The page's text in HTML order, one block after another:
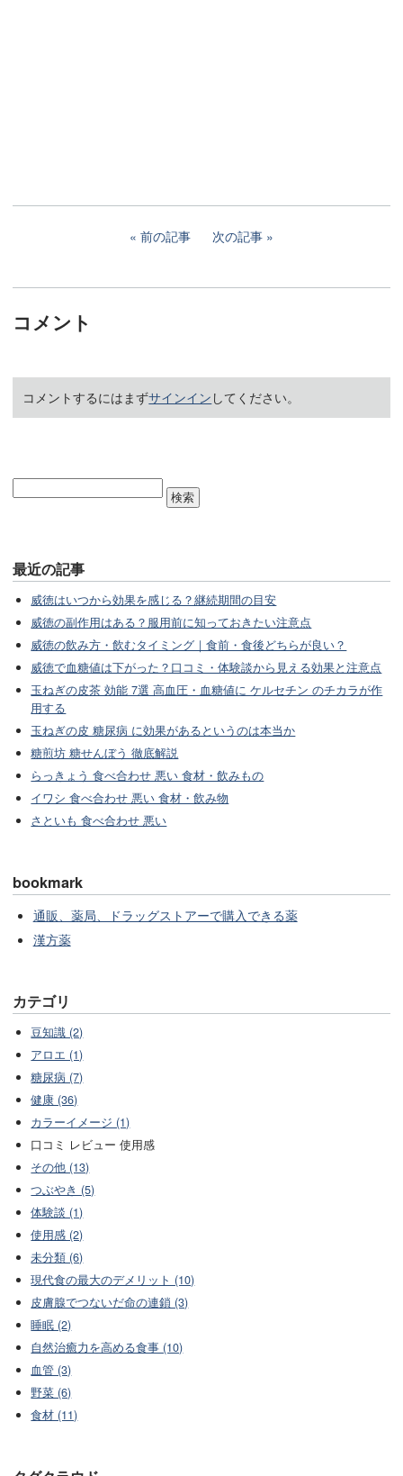
前の記事 次の記事
コメント
コメントするにはまずサインイン してください。
最近の記事
威徳はいつから効果を感じる？継続期間の目安
威徳の副作用はある？服用前に知っておきたい注意点
威徳の飲み方・飲むタイミング｜食前・食後どちらが良い？
威徳で血糖値は下がった？口コミ・体験談から見える効果と注意点
玉ねぎの皮茶 効能 7選 高血圧・血糖値に ケルセチン のチカラが作
用する
玉ねぎの皮 糖尿病 に効果があるというのは本当か
糖煎坊 糖せんぼう 徹底解説
らっきょう 食べ合わせ 悪い 食材・飲みもの
イワシ 食べ合わせ 悪い 食材・飲み物
さといも 食べ合わせ 悪い
bookmark
通販、薬局、ドラッグストアーで購入できる薬
漢方薬
カテゴリ
豆知識 (2)
アロエ (1)
糖尿病 (7)
健康 (36)
カラーイメージ (1)
口コミ レビュー 使用感
その他 (13)
つぶやき (5)
体験談 (1)
使用感 (2)
未分類 (6)
現代食の最大のデメリット (10)
皮膚腺でつないだ命の連鎖 (3)
睡眠 (2)
自然治癒力を高める食事 (10)
血管 (3)
野菜 (6)
食材 (11)